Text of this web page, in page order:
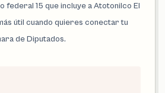
federal 15 que incluye a Atotonilco El
útil cuando quieres conectar tu
de Diputados.